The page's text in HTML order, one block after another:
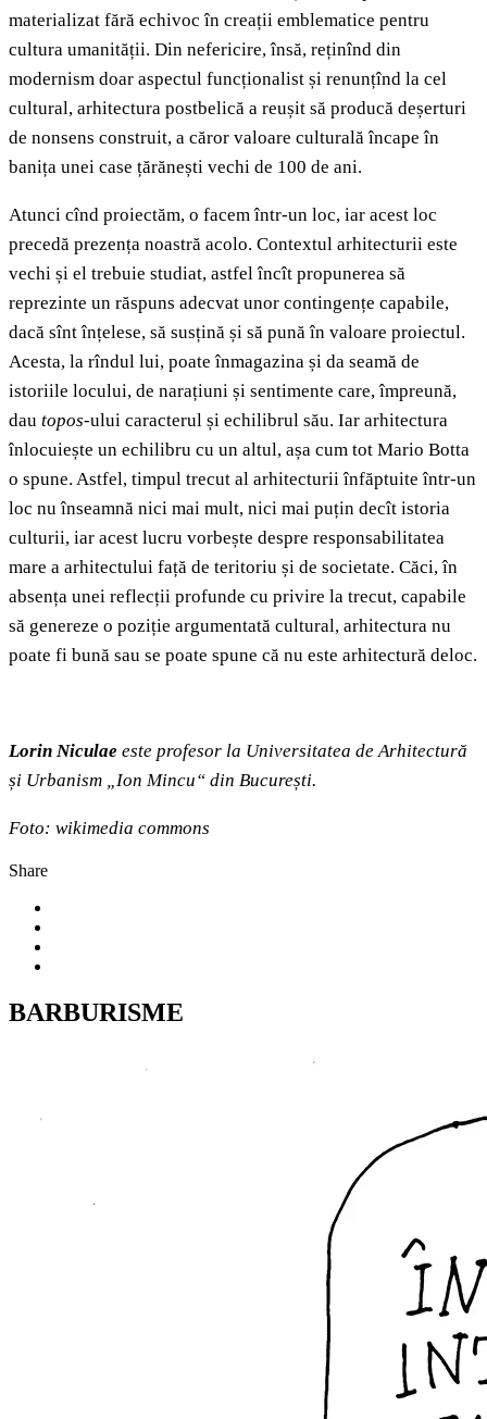
materializat fără echivoc în creații emblematice pentru
cultura umanității. Din nefericire, însă, reținînd din
modernism doar aspectul funcționalist și renunțînd la cel
cultural, arhitectura postbelică a reușit să producă deșerturi
de nonsens construit, a căror valoare culturală încape în
banița unei case țărănești vechi de 100 de ani.
Atunci cînd proiectăm, o facem într-un loc, iar acest loc
precedă prezența noastră acolo. Contextul arhitecturii este
vechi și el trebuie studiat, astfel încît propunerea să
reprezinte un răspuns adecvat unor contingențe capabile,
dacă sînt înțelese, să susțină și să pună în valoare proiectul.
Acesta, la rîndul lui, poate înmagazina și da seamă de
istoriile locului, de narațiuni și sentimente care, împreună,
dau topos-ului caracterul și echilibrul său. Iar arhitectura
înlocuiește un echilibru cu un altul, așa cum tot Mario Botta
o spune. Astfel, timpul trecut al arhitecturii înfăptuite într-un
loc nu înseamnă nici mai mult, nici mai puțin decît istoria
culturii, iar acest lucru vorbește despre responsabilitatea
mare a arhitectului față de teritoriu și de societate. Căci, în
absența unei reflecții profunde cu privire la trecut, capabile
să genereze o poziție argumentată cultural, arhitectura nu
poate fi bună sau se poate spune că nu este arhitectură deloc.
Lorin Niculae este profesor la Universitatea de Arhitectură
și Urbanism „Ion Mincu“ din București.
Foto: wikimedia commons
Share
BARBURISME